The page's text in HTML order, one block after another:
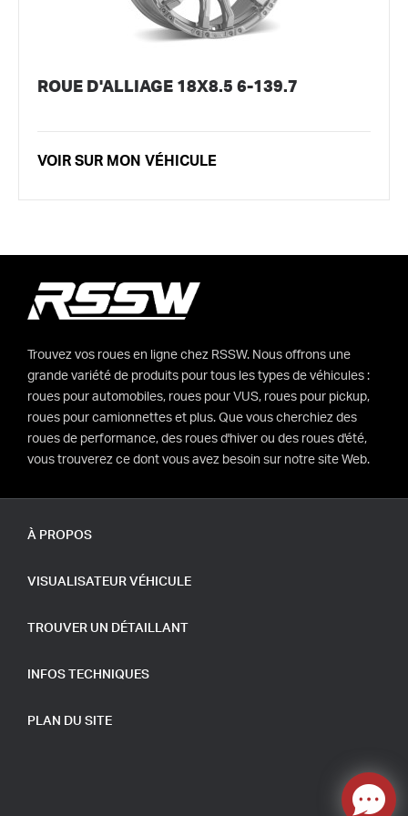
ROUE D'ALLIAGE 18X8.5 6-139.7
VOIR SUR MON VÉHICULE
À PROPOS
VISUALISATEUR VÉHICULE
TROUVER UN DÉTAILLANT
INFOS TECHNIQUES
PLAN DU SITE
Trouvez vos roues en ligne chez RSSW. Nous offrons une
grande variété de produits pour tous les types de véhicules :
roues pour automobiles, roues pour VUS, roues pour pickup,
roues pour camionnettes et plus. Que vous cherchiez des
roues de performance, des roues d'hiver ou des roues d'été,
vous trouverez ce dont vous avez besoin sur notre site Web.